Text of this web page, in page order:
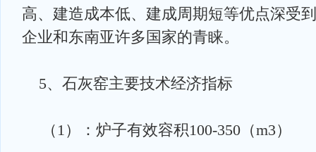
高、建造成本低、建成周期短等优点深受
企业和东南亚许多国家的青睐。
5、石灰窑主要技术经济指标
（1）：炉子有效容积100-350（m3）